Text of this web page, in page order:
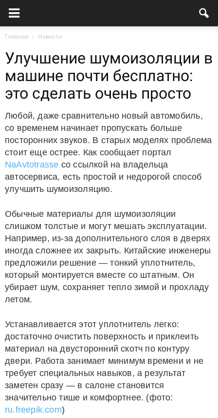
Главная Новости
Улучшение шумоизоляции в
машине почти бесплатно:
это сделать очень просто
Любой, даже сравнительно новый автомобиль,
со временем начинает пропускать больше
посторонних звуков. В старых моделях проблема
стоит еще острее. Как сообщает портал
NaAvtotrasse со ссылкой на владельца
автосервиса, есть простой и недорогой способ
улучшить шумоизоляцию.
Обычные материалы для шумоизоляции
слишком толстые и могут мешать эксплуатации.
Например, из-за дополнительного слоя в дверях
иногда сложнее их закрыть. Китайские инженеры
предложили решение — тонкий уплотнитель,
который монтируется вместе со штатным. Он
убирает шум, сохраняет тепло зимой и прохладу
летом.
Устанавливается этот уплотнитель легко:
достаточно очистить поверхность и приклеить
материал на двусторонний скотч по контуру
двери. Работа занимает минимум времени и не
требует специальных навыков, а результат
заметен сразу — в салоне становится
значительно тише и комфортнее. (фото:
ru.freepik.com)